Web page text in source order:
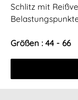
Schlitz mit
Größen : 44 - 66